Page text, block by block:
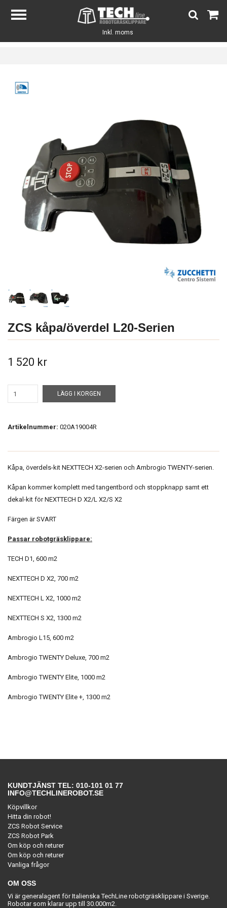
Inkl. moms
ZCS kåpa/överdel L20-Serien
1 520 kr
LÄGG I KORGEN
Artikelnummer: 020A19004R
Kåpa, överdels-kit NEXTTECH X2-serien och Ambrogio TWENTY-serien.
Kåpan kommer komplett med tangentbord och stoppknapp samt ett
dekal-kit för NEXTTECH D X2/L X2/S X2
Färgen är SVART
Passar robotgräsklippare:
TECH D1, 600 m2
NEXTTECH D X2, 700 m2
NEXTTECH L X2, 1000 m2
NEXTTECH S X2, 1300 m2
Ambrogio L15, 600 m2
Ambrogio TWENTY Deluxe, 700 m2
Ambrogio TWENTY Elite, 1000 m2
Ambrogio TWENTY Elite +, 1300 m2
KUNDTJÄNST TEL: 010-101 01 77
INFO@TECHLINEROBOT.SE
Köpvillkor
Hitta din robot!
ZCS Robot Service
ZCS Robot Park
Om köp och returer
Om köp och returer
Vanliga frågor
OM OSS
Vi är generalagent för Italienska TechLine robotgräsklippare i Sverige.
Robotar som klarar upp till 30.000m2.